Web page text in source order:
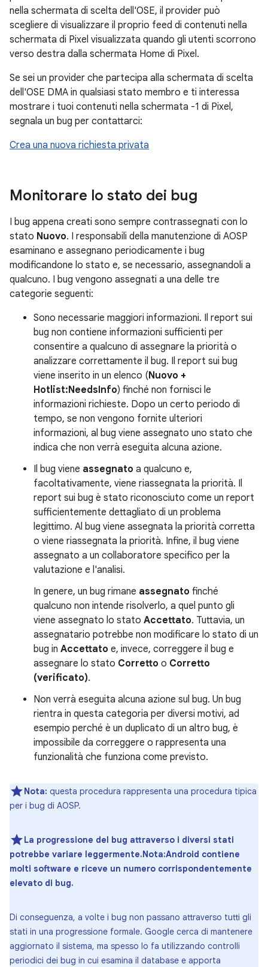
nella schermata di scelta dell'OSE, il provider può
scegliere di visualizzare il proprio feed di contenuti nella
schermata di Pixel visualizzata quando gli utenti scorrono
verso destra dalla schermata Home di Pixel.
Se sei un provider che partecipa alla schermata di scelta
dell'OSE DMA in qualsiasi stato membro e ti interessa
mostrare i tuoi contenuti nella schermata -1 di Pixel,
segnala un bug per contattarci:
Crea una nuova richiesta privata
Monitorare lo stato dei bug
I bug appena creati sono sempre contrassegnati con lo
stato Nuovo. I responsabili della manutenzione di AOSP
esaminano e assegnano periodicamente i bug
modificandone lo stato e, se necessario, assegnandoli a
qualcuno. I bug vengono assegnati a una delle tre
categorie seguenti:
Sono necessarie maggiori informazioni. Il report sui
bug non contiene informazioni sufficienti per
consentire a qualcuno di assegnare la priorità o
analizzare correttamente il bug. Il report sui bug
viene inserito in un elenco (Nuovo +
Hotlist:NeedsInfo) finché non fornisci le
informazioni richieste. Dopo un certo periodo di
tempo, se non vengono fornite ulteriori
informazioni, al bug viene assegnato uno stato che
indica che non verrà eseguita alcuna azione.
Il bug viene assegnato a qualcuno e,
facoltativamente, viene riassegnata la priorità. Il
report sui bug è stato riconosciuto come un report
sufficientemente dettagliato di un problema
legittimo. Al bug viene assegnata la priorità corretta
o viene riassegnata la priorità. Infine, il bug viene
assegnato a un collaboratore specifico per la
valutazione e l'analisi.
In genere, un bug rimane assegnato finché
qualcuno non intende risolverlo, a quel punto gli
viene assegnato lo stato Accettato. Tuttavia, un
assegnatario potrebbe non modificare lo stato di un
bug in Accettato e, invece, correggere il bug e
assegnare lo stato Corretto o Corretto
(verificato).
Non verrà eseguita alcuna azione sul bug. Un bug
rientra in questa categoria per diversi motivi, ad
esempio perché è un duplicato di un altro bug, è
impossibile da correggere o rappresenta una
funzionalità che funziona come previsto.
Nota: questa procedura rappresenta una procedura tipica
per i bug di AOSP.
La progressione del bug attraverso i diversi stati
potrebbe variare leggermente.Nota:Android contiene
molti software e riceve un numero corrispondentemente
elevato di bug.
Di conseguenza, a volte i bug non passano attraverso tutti gli
stati in una progressione formale. Google cerca di mantenere
aggiornato il sistema, ma spesso lo fa utilizzando controlli
periodici dei bug in cui esamina il database e apporta